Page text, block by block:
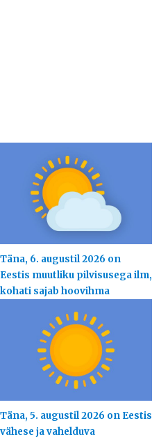
Täna, 6. augustil 2026 on
Eestis muutliku pilvisusega ilm,
kohati sajab hoovihma
Täna, 5. augustil 2026 on Eestis
vähese ja vahelduva